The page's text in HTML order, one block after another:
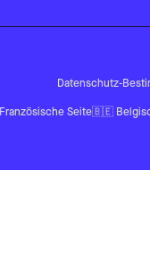
Datenschutz-
Französische Seite🇧🇪